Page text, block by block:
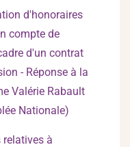
d'honoraires
compte de
d'un contrat
- Réponse à la
Valérie Rabault
Nationale)
à